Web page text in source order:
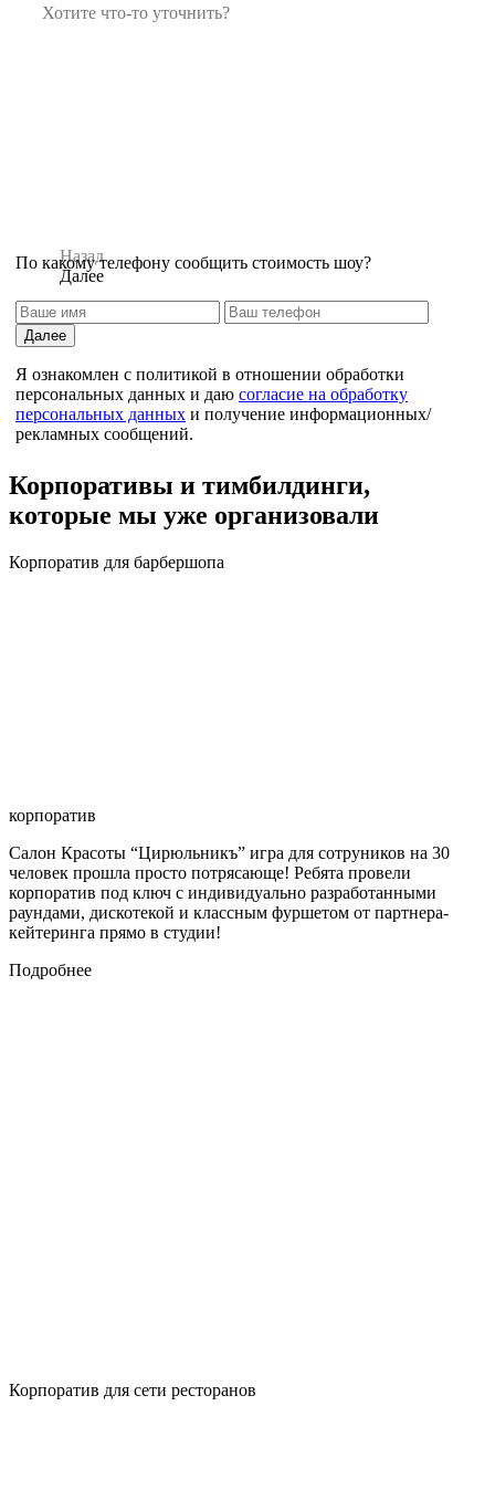
Назад
Далее
По какому телефону сообщить стоимость шоу?
Далее
Я ознакомлен с политикой в отношении обработки
персональных данных и даю согласие на обработку
персональных данных и получение информационных/
рекламных сообщений.
Корпоративы и тимбилдинги,
которые мы уже организовали
Корпоратив для барбершопа
корпоратив
Салон Красоты “Цирюльникъ” игра для сотруников на 30
человек прошла просто потрясающе! Ребята провели
корпоратив под ключ с индивидуально разработанными
раундами, дискотекой и классным фуршетом от партнера-
кейтеринга прямо в студии!
Подробнее
Корпоратив для сети ресторанов